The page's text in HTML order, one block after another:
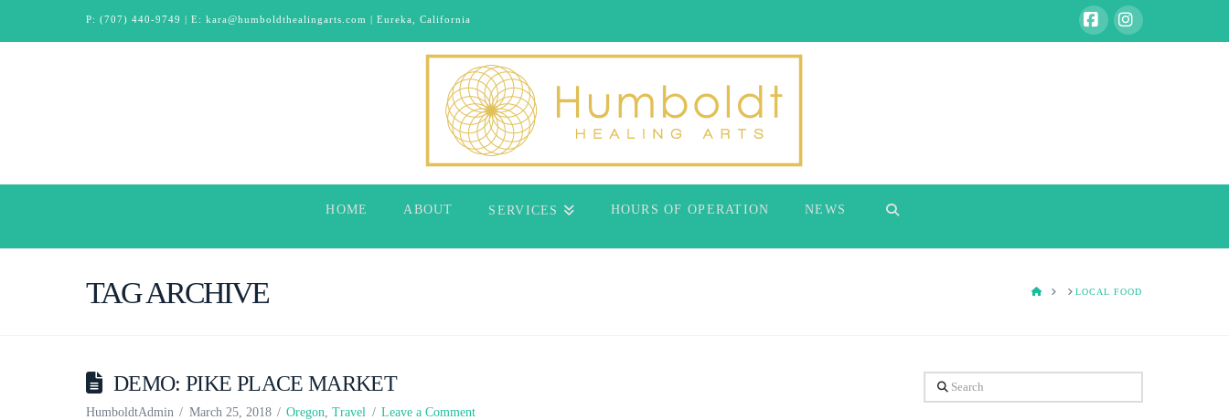
P:(707) 440-9749 | E:kara@humboldthealingarts.com | Eureka, California
HOME ABOUT SERVICES HOURS OF OPERATION NEWS
TAG ARCHIVE HOME LOCAL FOOD
DEMO: PIKE PLACE MARKET
HumboldtAdmin March 25, 2018 Oregon ,Travel Leave a Comment
Search